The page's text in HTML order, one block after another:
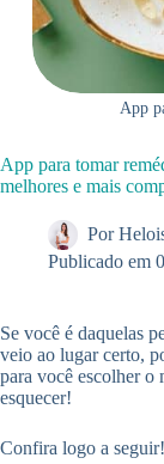
App
App para tomar
melhores e mais
Por
Publicado em
Se você é daquelas
veio ao lugar certo,
para você escolher o
esquecer!
Confira logo a seguir!